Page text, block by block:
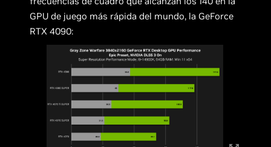
GPU de juego más rápida del mundo, la GeForce
RTX 4090: